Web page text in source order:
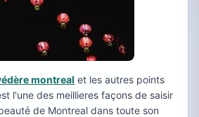
montreal et les autres points
l'une des meillieres façons de saisir
de Montreal dans toute son